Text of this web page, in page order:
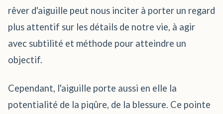
rêver d'aiguille peut nous inciter à porter un regard
plus attentif sur les détails de notre vie, à agir
avec subtilité et méthode pour atteindre un
objectif.
Cependant, l'aiguille porte aussi en elle la
potentialité de la piqûre, de la blessure. Ce pointe